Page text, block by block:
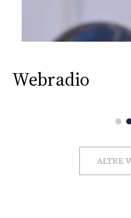
Webradio
ALTRE